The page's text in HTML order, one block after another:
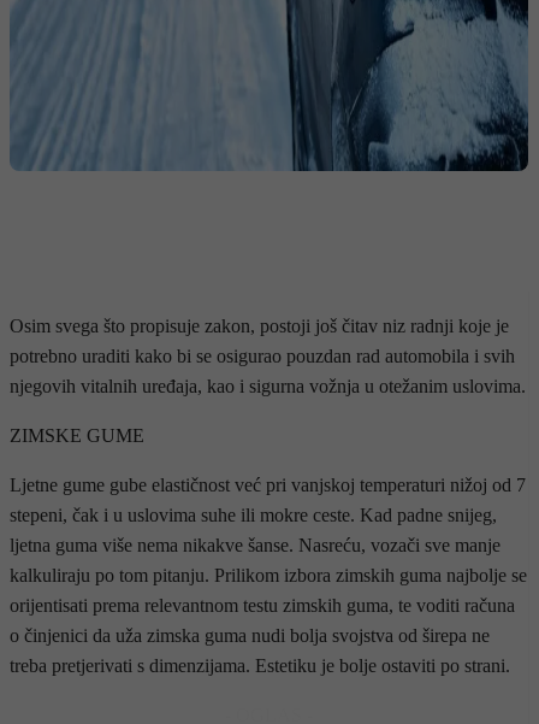
Osim svega što propisuje zakon, postoji još čitav niz radnji koje je
potrebno uraditi kako bi se osigurao pouzdan rad automobila i svih
njegovih vitalnih uređaja, kao i sigurna vožnja u otežanim uslovima.
ZIMSKE GUME
Ljetne gume gube elastičnost već pri vanjskoj temperaturi nižoj od 7
stepeni, čak i u uslovima suhe ili mokre ceste. Kad padne snijeg,
ljetna guma više nema nikakve šanse. Nasreću, vozači sve manje
kalkuliraju po tom pitanju. Prilikom izbora zimskih guma najbolje se
orijentisati prema relevantnom testu zimskih guma, te voditi računa
o činjenici da uža zimska guma nudi bolja svojstva od širepa ne
treba pretjerivati s dimenzijama. Estetiku je bolje ostaviti po strani.